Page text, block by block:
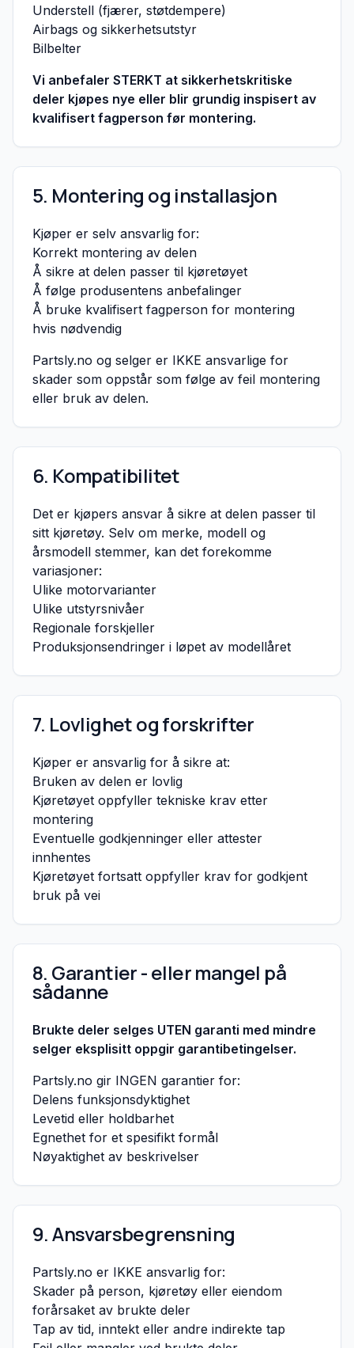
Understell (fjærer, støtdempere)
Airbags og sikkerhetsutstyr
Bilbelter
Vi anbefaler STERKT at sikkerhetskritiske
deler kjøpes nye eller blir grundig inspisert av
kvalifisert fagperson før montering.
5. Montering og installasjon
Kjøper er selv ansvarlig for:
Korrekt montering av delen
Å sikre at delen passer til kjøretøyet
Å følge produsentens anbefalinger
Å bruke kvalifisert fagperson for montering
hvis nødvendig
Partsly.no og selger er IKKE ansvarlige for
skader som oppstår som følge av feil montering
eller bruk av delen.
6. Kompatibilitet
Det er kjøpers ansvar å sikre at delen passer til
sitt kjøretøy. Selv om merke, modell og
årsmodell stemmer, kan det forekomme
variasjoner:
Ulike motorvarianter
Ulike utstyrsnivåer
Regionale forskjeller
Produksjonsendringer i løpet av modellåret
7. Lovlighet og forskrifter
Kjøper er ansvarlig for å sikre at:
Bruken av delen er lovlig
Kjøretøyet oppfyller tekniske krav etter
montering
Eventuelle godkjenninger eller attester
innhentes
Kjøretøyet fortsatt oppfyller krav for godkjent
bruk på vei
8. Garantier - eller mangel på
sådanne
Brukte deler selges UTEN garanti med mindre
selger eksplisitt oppgir garantibetingelser.
Partsly.no gir INGEN garantier for:
Delens funksjonsdyktighet
Levetid eller holdbarhet
Egnethet for et spesifikt formål
Nøyaktighet av beskrivelser
9. Ansvarsbegrensning
Partsly.no er IKKE ansvarlig for:
Skader på person, kjøretøy eller eiendom
forårsaket av brukte deler
Tap av tid, inntekt eller andre indirekte tap